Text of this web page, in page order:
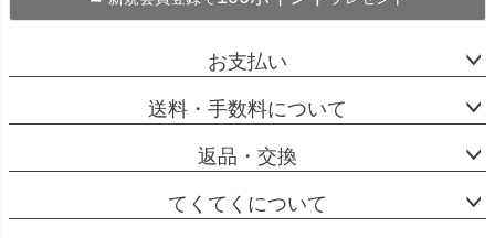
お支払い
送料・手数料について
返品・交換
てくてくについて